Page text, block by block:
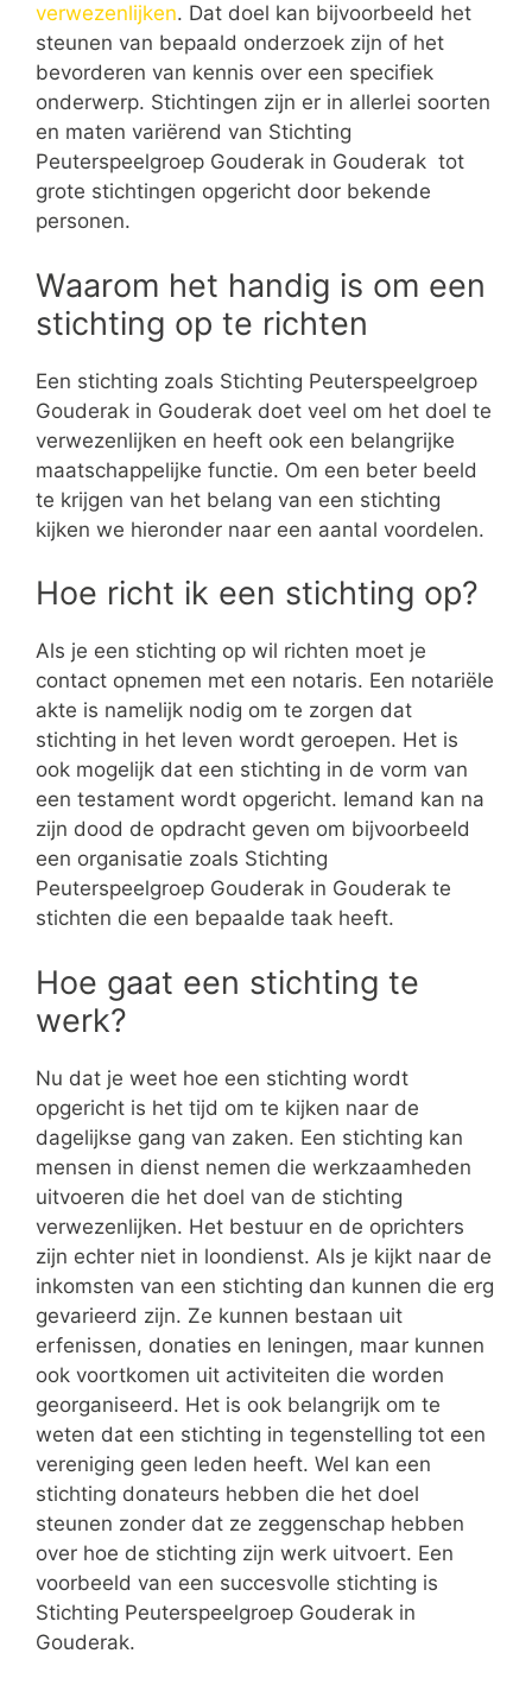
verwezenlijken. Dat doel kan bijvoorbeeld het
steunen van bepaald onderzoek zijn of het
bevorderen van kennis over een specifiek
onderwerp. Stichtingen zijn er in allerlei soorten
en maten variërend van Stichting
Peuterspeelgroep Gouderak in Gouderak tot
grote stichtingen opgericht door bekende
personen.
Waarom het handig is om een
stichting op te richten
Een stichting zoals Stichting Peuterspeelgroep
Gouderak in Gouderak doet veel om het doel te
verwezenlijken en heeft ook een belangrijke
maatschappelijke functie. Om een beter beeld
te krijgen van het belang van een stichting
kijken we hieronder naar een aantal voordelen.
Hoe richt ik een stichting op?
Als je een stichting op wil richten moet je
contact opnemen met een notaris. Een notariële
akte is namelijk nodig om te zorgen dat
stichting in het leven wordt geroepen. Het is
ook mogelijk dat een stichting in de vorm van
een testament wordt opgericht. Iemand kan na
zijn dood de opdracht geven om bijvoorbeeld
een organisatie zoals Stichting
Peuterspeelgroep Gouderak in Gouderak te
stichten die een bepaalde taak heeft.
Hoe gaat een stichting te
werk?
Nu dat je weet hoe een stichting wordt
opgericht is het tijd om te kijken naar de
dagelijkse gang van zaken. Een stichting kan
mensen in dienst nemen die werkzaamheden
uitvoeren die het doel van de stichting
verwezenlijken. Het bestuur en de oprichters
zijn echter niet in loondienst. Als je kijkt naar de
inkomsten van een stichting dan kunnen die erg
gevarieerd zijn. Ze kunnen bestaan uit
erfenissen, donaties en leningen, maar kunnen
ook voortkomen uit activiteiten die worden
georganiseerd. Het is ook belangrijk om te
weten dat een stichting in tegenstelling tot een
vereniging geen leden heeft. Wel kan een
stichting donateurs hebben die het doel
steunen zonder dat ze zeggenschap hebben
over hoe de stichting zijn werk uitvoert. Een
voorbeeld van een succesvolle stichting is
Stichting Peuterspeelgroep Gouderak in
Gouderak.